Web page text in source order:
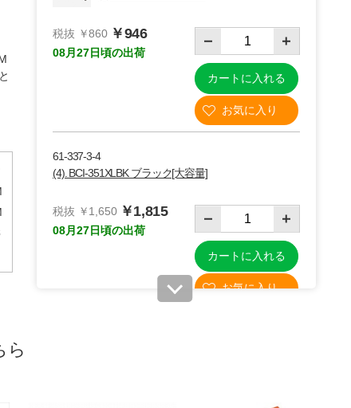
(5)BCI-351C シアン
税抜 ￥860 ￥946
08月27日頃の出荷
カートに入れる
61-337-3-4
(4). BCI-351XLBK ブラック[大容量]
税抜 ￥1,650 ￥1,815
08月27日頃の出荷
カートに入れる
ら